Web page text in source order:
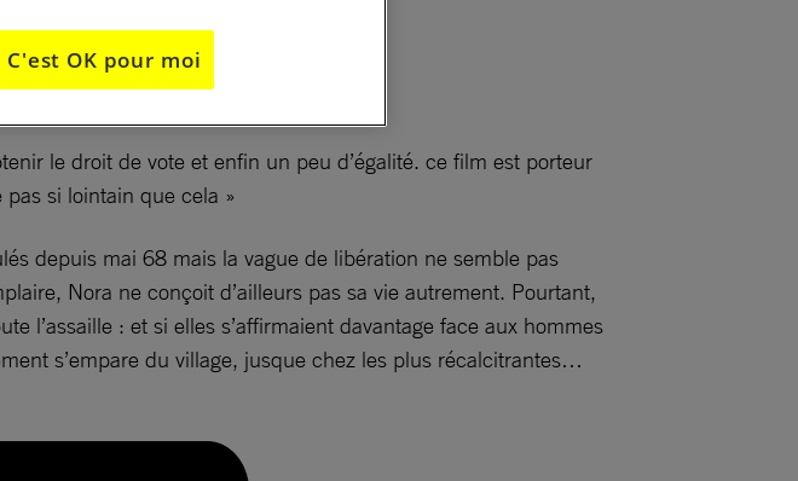
au cinéma l’Olympia
Lutter pour obtenir ses droits !
le droit de vote et enfin un peu d’égalité. ce film est porteur
si lointain que cela »
depuis mai 68 mais la vague de libération ne semble pas
Nora ne conçoit d’ailleurs pas sa vie autrement. Pourtant,
l’assaille : et si elles s’affirmaient davantage face aux hommes
s’empare du village, jusque chez les plus récalcitrantes…
C'est OK pour moi